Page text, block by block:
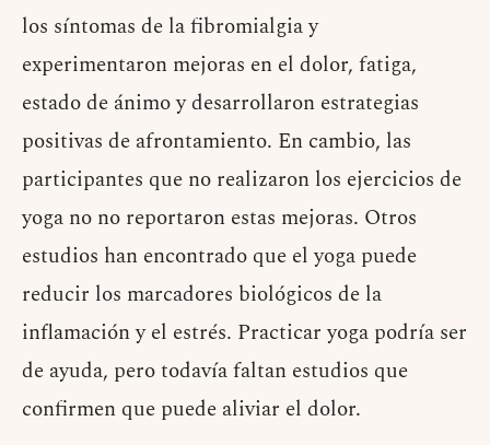
los síntomas de la fibromialgia y
experimentaron mejoras en el dolor, fatiga,
estado de ánimo y desarrollaron estrategias
positivas de afrontamiento. En cambio, las
participantes que no realizaron los ejercicios de
yoga no no reportaron estas mejoras. Otros
estudios han encontrado que el yoga puede
reducir los marcadores biológicos de la
inflamación y el estrés. Practicar yoga podría ser
de ayuda, pero todavía faltan estudios que
confirmen que puede aliviar el dolor.